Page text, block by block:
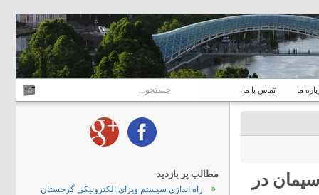
ما تماس با ما
در مطالب پر بازدید
راه اندازی سیستم ویزای الکترونیکی گرجستان